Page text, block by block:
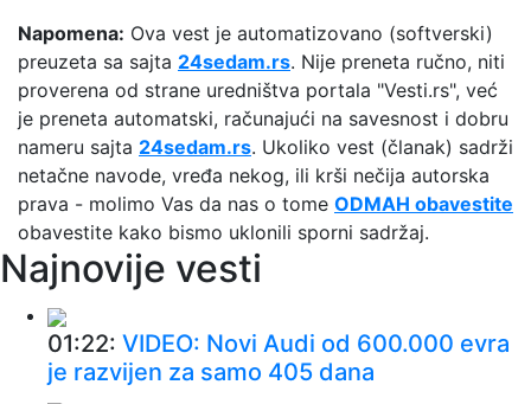
Napomena: Ova vest je automatizovano (softverski)
preuzeta sa sajta 24sedam.rs. Nije preneta ručno, niti
proverena od strane uredništva portala "Vesti.rs", već
je preneta automatski, računajući na savesnost i dobru
nameru sajta 24sedam.rs. Ukoliko vest (članak) sadrži
netačne navode, vređa nekog, ili krši nečija autorska
prava - molimo Vas da nas o tome ODMAH obavestite
obavestite kako bismo uklonili sporni sadržaj.
Najnovije vesti
01:22: VIDEO: Novi Audi od 600.000 evra
je razvijen za samo 405 dana